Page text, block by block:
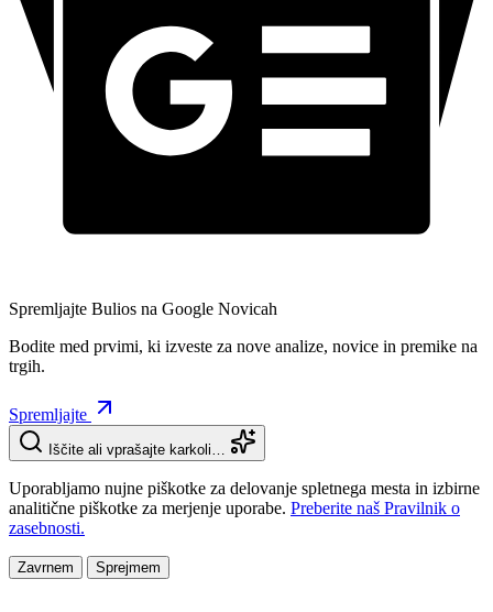
Spremljajte Bulios na Google Novicah
Bodite med prvimi, ki izveste za nove analize, novice in premike na
trgih.
Spremljajte
Iščite ali vprašajte karkoli…
Uporabljamo nujne piškotke za delovanje spletnega mesta in izbirne
analitične piškotke za merjenje uporabe. Preberite naš Pravilnik o
zasebnosti.
Zavrnem Sprejmem